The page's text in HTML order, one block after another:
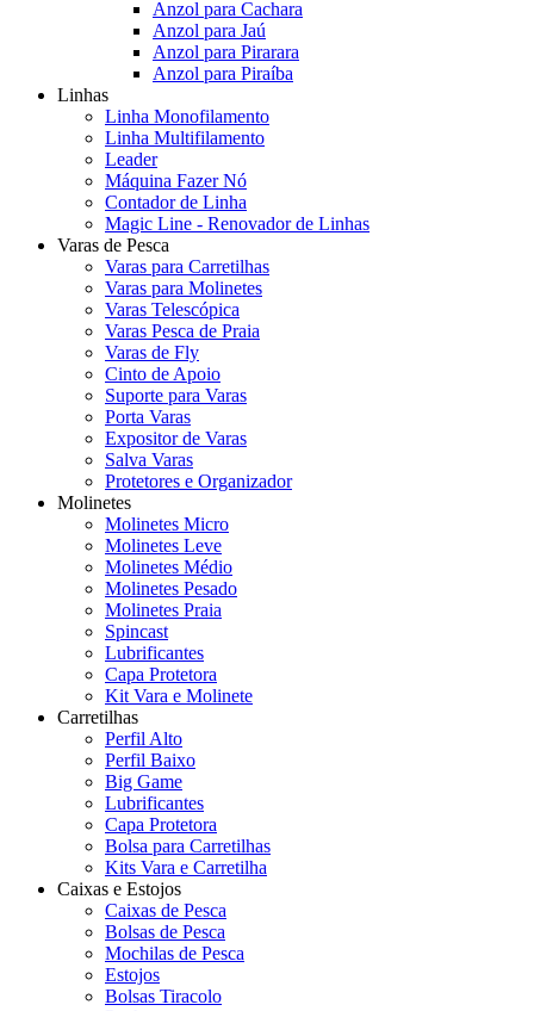
Anzol para Cachara
Anzol para Jaú
Anzol para Pirarara
Anzol para Piraíba
Linhas
Linha Monofilamento
Linha Multifilamento
Leader
Máquina Fazer Nó
Contador de Linha
Magic Line - Renovador de Linhas
Varas de Pesca
Varas para Carretilhas
Varas para Molinetes
Varas Telescópica
Varas Pesca de Praia
Varas de Fly
Cinto de Apoio
Suporte para Varas
Porta Varas
Expositor de Varas
Salva Varas
Protetores e Organizador
Molinetes
Molinetes Micro
Molinetes Leve
Molinetes Médio
Molinetes Pesado
Molinetes Praia
Spincast
Lubrificantes
Capa Protetora
Kit Vara e Molinete
Carretilhas
Perfil Alto
Perfil Baixo
Big Game
Lubrificantes
Capa Protetora
Bolsa para Carretilhas
Kits Vara e Carretilha
Caixas e Estojos
Caixas de Pesca
Bolsas de Pesca
Mochilas de Pesca
Estojos
Bolsas Tiracolo